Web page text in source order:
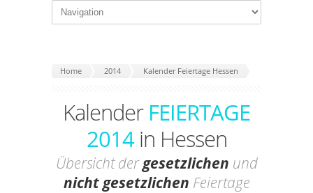
Home 2014 Kalender Feiertage Hessen
Kalender FEIERTAGE
2014in Hessen
Übersicht dergesetzlichen und
nicht gesetzlichen Feiertage